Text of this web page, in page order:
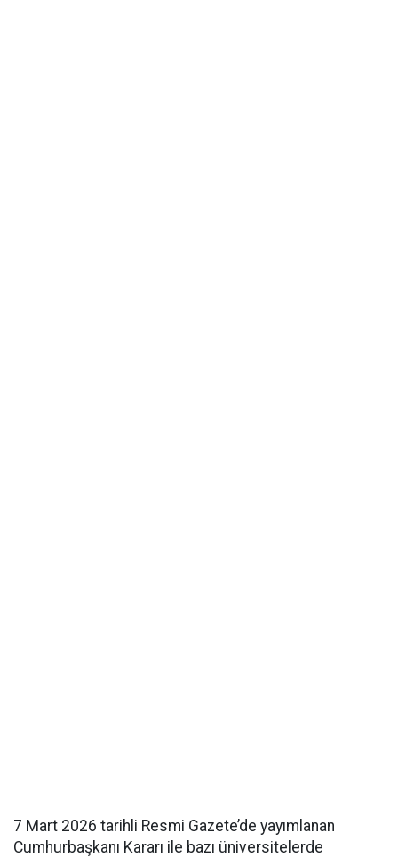
7 Mart 2026 tarihli Resmi Gazete’de yayımlanan
Cumhurbaşkanı Kararı ile bazı üniversitelerde